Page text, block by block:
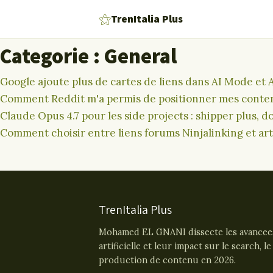
⚝TrenItalia Plus
Categorie : General
Google ajoute plus de cartes de liens dans AI Mode
Comment Reddit m'a permis de positionner mes
Claude Opus 4.7 pour les side projects : shipper plus,
Comment choisir entre liens forums Ninjalinking et
TrenItalia Plus
Mohamed EL GNANI dissecte les
artificielle et leur impact sur le search, le
production de contenu en 2026.